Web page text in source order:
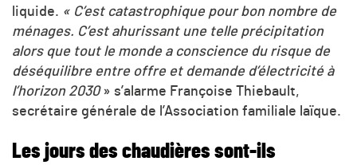
liquide. « C’est catastrophique pour bon nombre de
ménages. C’est ahurissant une telle précipitation
alors que tout le monde a conscience du risque de
déséquilibre entre offre et demande d’électricité à
l’horizon 2030» s’alarme Françoise Thiebault,
secrétaire générale de l’Association familiale laïque.
Les jours des chaudières sont-ils